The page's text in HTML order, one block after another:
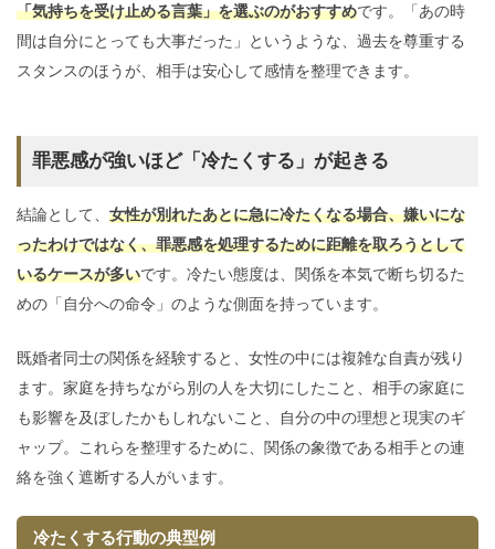
「気持ちを受け止める言葉」を選ぶのがおすすめです。「あの時
間は自分にとっても大事だった」というような、過去を尊重する
スタンスのほうが、相手は安心して感情を整理できます。
罪悪感が強いほど「冷たくする」が起きる
結論として、 女性が別れたあとに急に冷たくなる場合、嫌いにな
ったわけではなく、罪悪感を処理するために距離を取ろうとして
いるケースが多いです。冷たい態度は、関係を本気で断ち切るた
めの「自分への命令」のような側面を持っています。
既婚者同士の関係を経験すると、女性の中には複雑な自責が残り
ます。家庭を持ちながら別の人を大切にしたこと、相手の家庭に
も影響を及ぼしたかもしれないこと、自分の中の理想と現実のギ
ャップ。これらを整理するために、関係の象徴である相手との連
絡を強く遮断する人がいます。
冷たくする行動の典型例